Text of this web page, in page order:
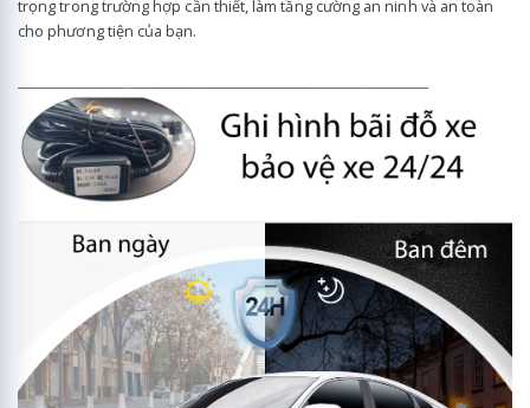
trọng trong trường hợp cần thiết, làm tăng cường an ninh và an toàn
cho phương tiện của bạn.